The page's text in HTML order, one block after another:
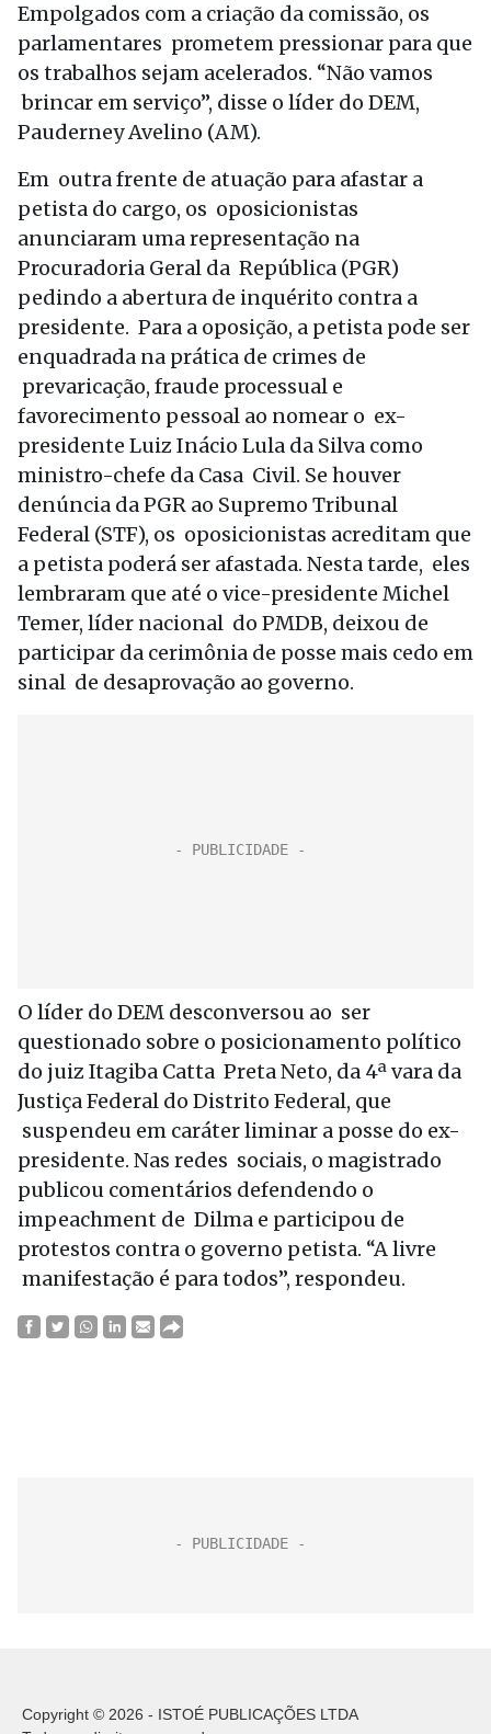
Empolgados com a criação da comissão, os
parlamentares prometem pressionar para que
os trabalhos sejam acelerados. “Não vamos
brincar em serviço”, disse o líder do DEM,
Pauderney Avelino (AM).
Em outra frente de atuação para afastar a
petista do cargo, os oposicionistas
anunciaram uma representação na
Procuradoria Geral da República (PGR)
pedindo a abertura de inquérito contra a
presidente. Para a oposição, a petista pode ser
enquadrada na prática de crimes de
prevaricação, fraude processual e
favorecimento pessoal ao nomear o ex-
presidente Luiz Inácio Lula da Silva como
ministro-chefe da Casa Civil. Se houver
denúncia da PGR ao Supremo Tribunal
Federal (STF), os oposicionistas acreditam que
a petista poderá ser afastada. Nesta tarde, eles
lembraram que até o vice-presidente Michel
Temer, líder nacional do PMDB, deixou de
participar da cerimônia de posse mais cedo em
sinal de desaprovação ao governo.
O líder do DEM desconversou ao ser
questionado sobre o posicionamento político
do juiz Itagiba Catta Preta Neto, da 4ª vara da
Justiça Federal do Distrito Federal, que
suspendeu em caráter liminar a posse do ex-
presidente. Nas redes sociais, o magistrado
publicou comentários defendendo o
impeachment de Dilma e participou de
protestos contra o governo petista. “A livre
manifestação é para todos”, respondeu.
Copyright © 2026 - ISTOÉ PUBLICAÇÕES LTDA